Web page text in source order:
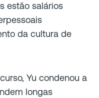
estão salários
da cultura de
Yu condenou a
longas